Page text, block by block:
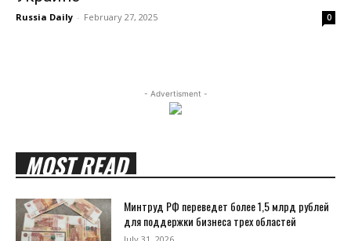
Russia Daily - February 27, 2025 0
- Advertisment -
MOST READ
Минтруд РФ переведет более 1,5 млрд рублей
для поддержки бизнеса трех областей